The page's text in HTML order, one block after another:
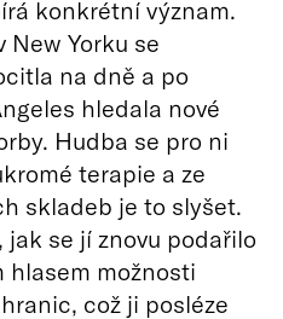
konkrétní význam.
New Yorku se
na dně a po
hledala nové
Hudba se pro ni
terapie a ze
skladeb je to slyšet.
jak se jí znovu podařilo
hlasem možnosti
což ji posléze